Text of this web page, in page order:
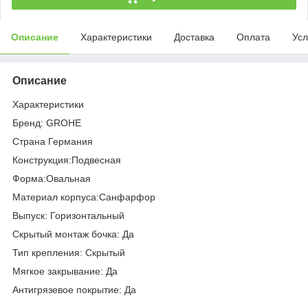
Описание Характеристики Доставка Оплата
Описание
Характеристики
Бренд: GROHE
Страна Германия
Конструкция:Подвесная
Форма:Овальная
Материал корпуса:Санфарфор
Выпуск: Горизонтальный
Скрытый монтаж бочка: Да
Тип крепления: Скрытый
Мягкое закрывание: Да
Антигрязевое покрытие: Да